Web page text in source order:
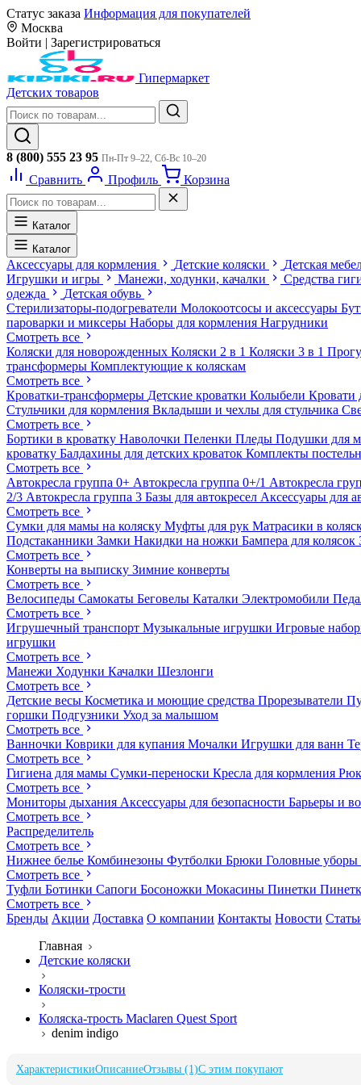
Статус заказа Информация для покупателей
Москва
Войти | Зарегистрироваться
Гипермаркет
Детских товаров
8 (800) 555 23 95 Пн-Пт 9–22, Сб-Вс 10–20
Сравнить Профиль Корзина
Каталог
Каталог
Аксессуары для кормления Детские коляски
Детская
Игрушки и игры
Манежи, ходунки, качалки
Средства
одежда
Детская обувь
Стерилизаторы-подогреватели Молокоотсосы и аксессуары
пароварки и миксеры Наборы для кормления Нагрудники
Смотреть все
Коляски для новорожденных Коляски 2 в 1 Коляски 3 в 1
трансформеры Комплектующие к коляскам
Смотреть все
Кроватки-трансформеры Детские кроватки Колыбели Кровати
Стульчики для кормления Вкладыши и чехлы для стульчика
Смотреть все
Бортики в кроватку Наволочки Пеленки Пледы Подушки для
кроватку Балдахины для детских кроваток Комплекты
Смотреть все
Автокресла группа 0+ Автокресла группа 0+/1 Автокресла
2/3 Автокресла группа 3 Базы для автокресел Аксессуары для
Смотреть все
Сумки для мамы на коляску Муфты для рук Матрасики в
Подстаканники Замки Накидки на ножки Бампера для колясок
Смотреть все
Конверты на выписку Зимние конверты
Смотреть все
Велосипеды Самокаты Беговелы Каталки Электромобили
Смотреть все
Игрушечный транспорт Музыкальные игрушки Игровые
игрушки
Смотреть все
Манежи Ходунки Качалки Шезлонги
Смотреть все
Детские весы Косметика и моющие средства Прорезыватели
горшки Подгузники Уход за малышом
Смотреть все
Ванночки Коврики для купания Мочалки Игрушки для ванн
Смотреть все
Гигиена для мамы Сумки-переноски Кресла для кормления
Смотреть все
Мониторы дыхания Аксессуары для безопасности Барьеры и
Смотреть все
Распределитель
Смотреть все
Нижнее белье Комбинезоны Футболки Брюки Головные уборы
Смотреть все
Туфли Ботинки Сапоги Босоножки Мокасины Пинетки
Смотреть все
Бренды Акции Доставка О компании Контакты Новости
Главная
Детские коляски
Коляски-трости
Коляска-трость Maclaren Quest Sport
denim indigo
ХарактеристикиОписаниеОтзывы (1)С этим покупают